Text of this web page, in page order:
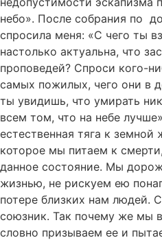
небо». После собрания по
спросила меня: «С чего ты
настолько актуальна, что
проповедей? Спроси кого-
самых пожилых, чего они в
ты увидишь, что умирать
всем том, что на небе
естественная тяга к
которое мы питаем к
данное состояние. Мы
жизнью, не рискуем ею
потере близких нам людей.
союзник. Так почему же мы
словно призываем ее и